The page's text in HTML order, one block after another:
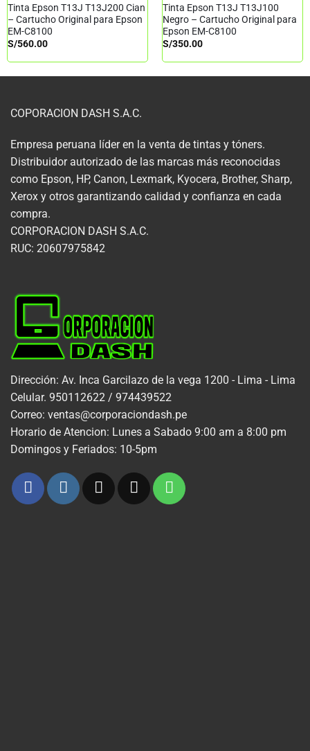
Tinta Epson T13J T13J200 Cian
– Cartucho Original para Epson
EM-C8100
S/560.00
Tinta Epson T13J T13J100
Negro – Cartucho Original para
Epson EM-C8100
S/350.00
COPORACION DASH S.A.C.
Empresa peruana líder en la venta de tintas y tóners.
Distribuidor autorizado de las marcas más reconocidas
como Epson, HP, Canon, Lexmark, Kyocera, Brother, Sharp,
Xerox y otros garantizando calidad y confianza en cada
compra.
CORPORACION DASH S.A.C.
RUC: 20607975842
Dirección: Av. Inca Garcilazo de la vega 1200 - Lima - Lima
Celular. 950112622 / 974439522
Correo: ventas@corporaciondash.pe
Horario de Atencion: Lunes a Sabado 9:00 am a 8:00 pm
Domingos y Feriados: 10-5pm